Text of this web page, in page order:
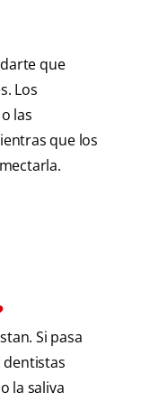
que
Los
las
que los
Si pasa
dentistas
la saliva